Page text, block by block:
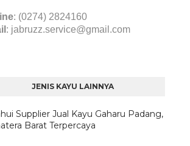
: (0274) 2824160
: jabruzz.service@gmail.com
JENIS KAYU LAINNYA
Supplier Jual Kayu Gaharu Padang,
Barat Terpercaya